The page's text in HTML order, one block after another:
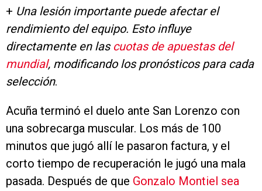
+ Una lesión importante puede afectar el
rendimiento del equipo. Esto influye
directamente en las cuotas de apuestas del
mundial, modificando los pronósticos para cada
selección.
Acuña terminó el duelo ante San Lorenzo con
una sobrecarga muscular. Los más de 100
minutos que jugó allí le pasaron factura, y el
corto tiempo de recuperación le jugó una mala
pasada. Después de que Gonzalo Montiel sea